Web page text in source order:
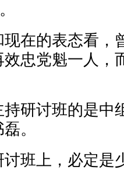
的表态看，
忠党魁一人，
讨班的是中
。
上，必定是